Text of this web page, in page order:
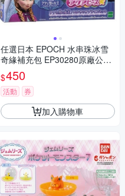
任選日本 EPOCH 水串珠冰雪
奇緣補充包 EP30280原廠公司
$450
活動 券
加入購物車